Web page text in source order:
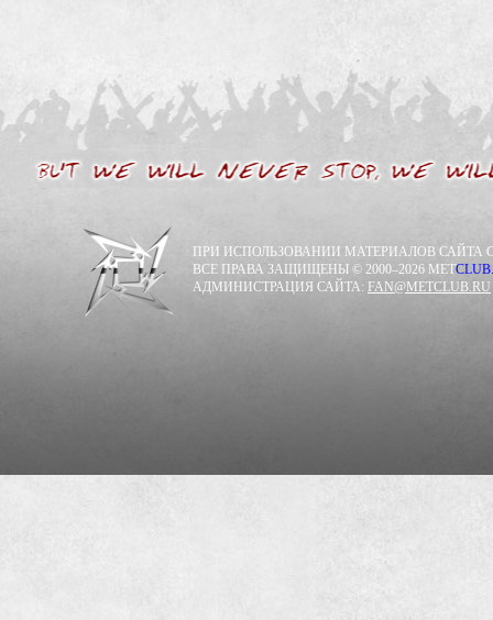
ПРИ ИСПОЛЬЗОВАНИИ МАТЕРИАЛОВ САЙТА
ВСЕ ПРАВА ЗАЩИЩЕНЫ © 2000–2026 METCLUB.
АДМИНИСТРАЦИЯ САЙТА: FAN@METCLUB.RU